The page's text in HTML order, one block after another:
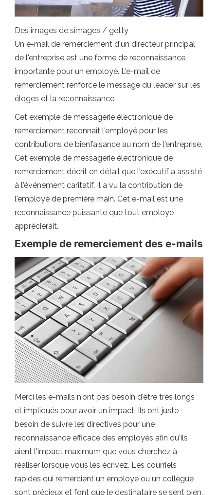
Des images de simages / getty
Un e-mail de remerciement d'un directeur principal
de l'entreprise est une forme de reconnaissance
importante pour un employé. L'e-mail de
remerciement renforce le message du leader sur les
éloges et la reconnaissance.
Cet exemple de messagerie électronique de
remerciement reconnaît l'employé pour les
contributions de bienfaisance au nom de l'entreprise.
Cet exemple de messagerie électronique de
remerciement décrit en détail que l'exécutif a assisté
à l'événement caritatif. Il a vu la contribution de
l'employé de première main. Cet e-mail est une
reconnaissance puissante que tout employé
apprécierait.
Exemple de remerciement des e-mails
Merci les e-mails n'ont pas besoin d'être très longs
et impliqués pour avoir un impact. Ils ont juste
besoin de suivre les directives pour une
reconnaissance efficace des employés afin qu'ils
aient l'impact maximum que vous cherchez à
réaliser lorsque vous les écrivez. Les courriels
rapides qui remercient un employé ou un collègue
sont précieux et font que le destinataire se sent bien.